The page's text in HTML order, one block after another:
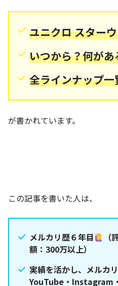
ユニクロ スター
いつから？何があ
全ラインナップ一
が書かれています。
この記事を書いた人は、
メルカリ歴６年目
額：300万以上）
実績を活かし、メルカ
YouTube・Instagram